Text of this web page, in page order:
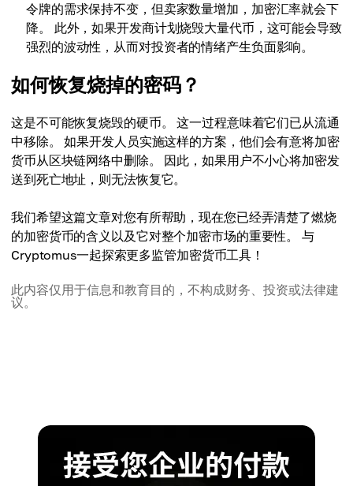
令牌的需求保持不变，但卖家数量增加，加密汇率就会下
降。 此外，如果开发商计划烧毁大量代币，这可能会导致
强烈的波动性，从而对投资者的情绪产生负面影响。
如何恢复烧掉的密码？
这是不可能恢复烧毁的硬币。 这一过程意味着它们已从流通
中移除。 如果开发人员实施这样的方案，他们会有意将加密
货币从区块链网络中删除。 因此，如果用户不小心将加密发
送到死亡地址，则无法恢复它。
我们希望这篇文章对您有所帮助，现在您已经弄清楚了燃烧
的加密货币的含义以及它对整个加密市场的重要性。 与
Cryptomus一起探索更多监管加密货币工具！
此内容仅用于信息和教育目的，不构成财务、投资或法律建
议。